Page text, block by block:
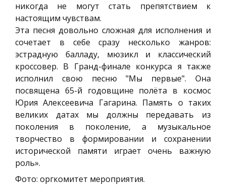
никогда не могут стать препятствием к
настоящим чувствам.
Эта песня довольно сложная для исполнения и
сочетает в себе сразу несколько жанров:
эстрадную балладу, мюзикл и классический
кроссовер. В Гранд-финале конкурса я также
исполнил свою песню "Мы первые". Она
посвящена 65-й годовщине полёта в космос
Юрия Алексеевича Гагарина. Память о таких
великих датах мы должны передавать из
поколения в поколение, а музыкальное
творчество в формировании и сохранении
исторической памяти играет очень важную
роль».
Фото: оргкомитет мероприятия.